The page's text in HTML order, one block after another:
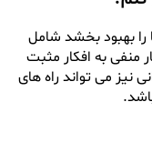
را بهبود بخشد شامل
منفی به افکار مثبت
نیز می تواند راه های